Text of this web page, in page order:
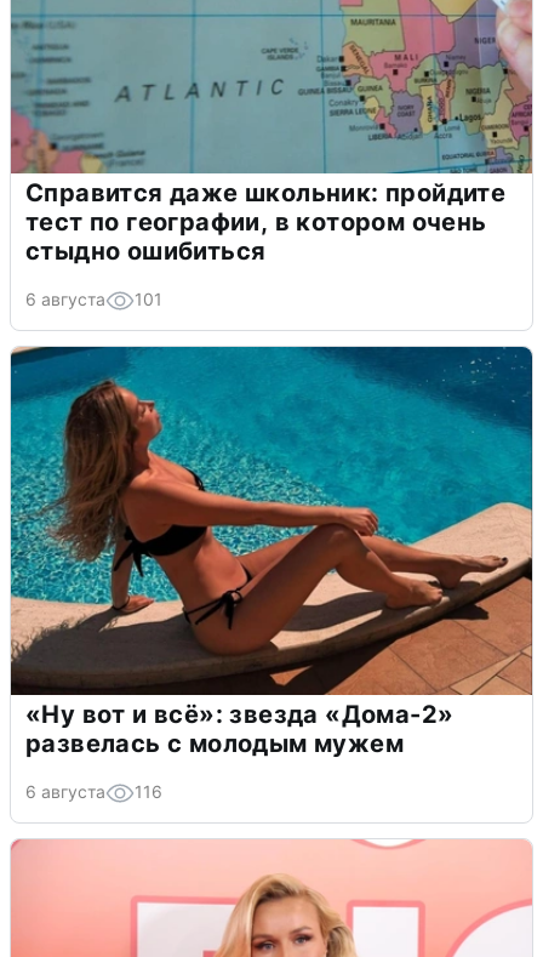
Справится даже школьник: пройдите
тест по географии, в котором очень
стыдно ошибиться
6 августа 101
«Ну вот и всё»: звезда «Дома-2»
развелась с молодым мужем
6 августа 116